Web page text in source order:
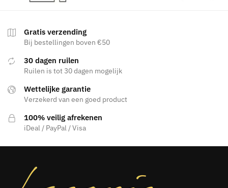
Gratis verzending
Bij bestellingen boven €50
30 dagen ruilen
Ruilen is tot 30 dagen mogelijk
Wettelijke garantie
Verzekerd van een goed product
100% veilig afrekenen
iDeal / PayPal / Visa